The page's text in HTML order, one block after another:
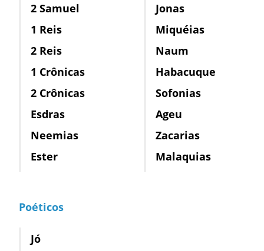
2 Samuel
1 Reis
2 Reis
1 Crônicas
2 Crônicas
Esdras
Neemias
Ester
Poéticos
Jó
Jonas
Miquéias
Naum
Habacuque
Sofonias
Ageu
Zacarias
Malaquias